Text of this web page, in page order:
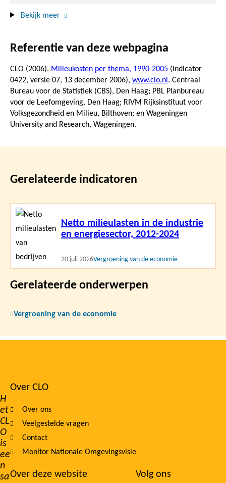
Bekijk meer
Referentie van deze webpagina
CLO (2006). Milieukosten per thema, 1990-2005 (indicator
0422, versie 07, 13 december 2006), www.clo.nl . Centraal
Bureau voor de Statistiek (CBS), Den Haag; PBL Planbureau
voor de Leefomgeving, Den Haag; RIVM Rijksinstituut voor
Volksgezondheid en Milieu, Bilthoven; en Wageningen
University and Research, Wageningen.
Gerelateerde indicatoren
Netto milieulasten in de industrie
en energiesector, 2012-2024
20 juli 2026Vergroening van de economie
Lees
meer
Gerelateerde onderwerpen
Vergroening van de economie
H
et
CL
O
is
ee
n
sa
Footer
navigation
Over CLO
Over ons
Veelgestelde vragen
Contact
Monitor Nationale Omgevingsvisie
Over deze website Volg ons